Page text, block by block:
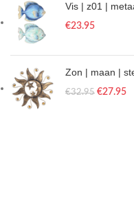
Vis | z01 |
€23.95
Zon | maan |
€32.95 €27.95